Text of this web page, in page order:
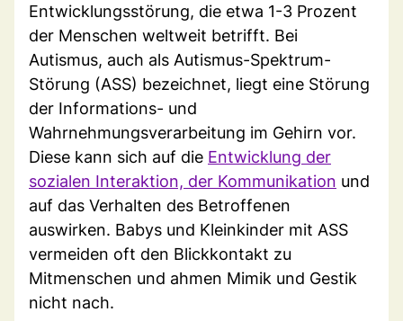
Entwicklungsstörung, die etwa 1-3 Prozent
der Menschen weltweit betrifft. Bei
Autismus, auch als Autismus-Spektrum-
Störung (ASS) bezeichnet, liegt eine Störung
der Informations- und
Wahrnehmungsverarbeitung im Gehirn vor.
Diese kann sich auf die Entwicklung der
sozialen Interaktion, der Kommunikation und
auf das Verhalten des Betroffenen
auswirken. Babys und Kleinkinder mit ASS
vermeiden oft den Blickkontakt zu
Mitmenschen und ahmen Mimik und Gestik
nicht nach.